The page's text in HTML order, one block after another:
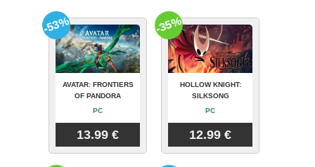
AVATAR: FRONTIERS
OF PANDORA
PC
13.99 €
-53%
HOLLOW KNIGHT:
SILKSONG
PC
12.99 €
-35%